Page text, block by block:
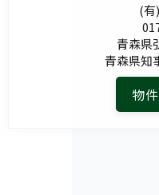
(有
青森県
青森県知
物